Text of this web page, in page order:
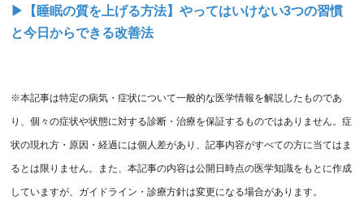
▶【睡眠の質を上げる方法】やってはいけない3つの習慣
と今日からできる改善法
※本記事は特定の病気・症状について一般的な医学情報を解説したものであ
り、個々の症状や状態に対する診断・治療を保証するものではありません。症
状の現れ方・原因・経過には個人差があり、記事内容がすべての方に当てはま
るとは限りません。また、本記事の内容は公開日時点の医学知識をもとに作成
していますが、ガイドライン・診療方針は変更になる場合があります。